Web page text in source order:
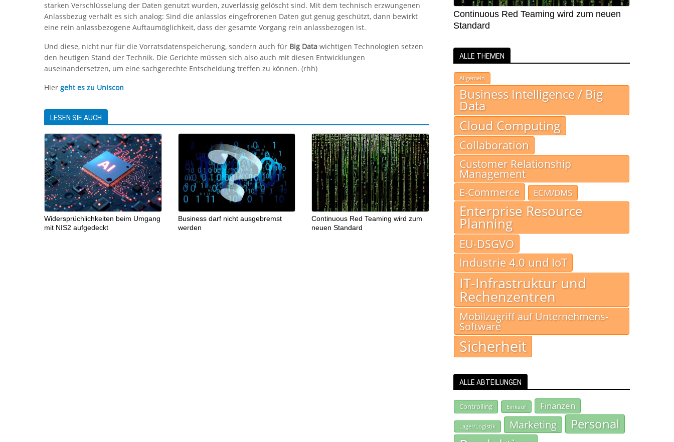
starken Verschlüsselung der Daten genutzt wurden, zuverlässig gelöscht sind. Mit dem technisch erzwungenen
Anlassbezug verhält es sich analog: Sind die anlasslos eingefrorenen Daten gut genug geschützt, dann bewirkt
eine rein anlassbezogene Auftaumöglichkeit, dass der gesamte Vorgang rein anlassbezogen ist.
Und diese, nicht nur für die Vorratsdatenspeicherung, sondern auch für Big Data wichtigen Technologien setzen
den heutigen Stand der Technik. Die Gerichte müssen sich also auch mit diesen Entwicklungen
auseinandersetzen, um eine sachgerechte Entscheidung treffen zu können. (rhh)
Hier geht es zu Uniscon
LESEN SIE AUCH
Widersprüchlichkeiten beim Umgang
mit NIS2 aufgedeckt
Business darf nicht ausgebremst
werden
Continuous Red Teaming wird zum
neuen Standard
Continuous Red Teaming wird zum neuen
Standard
ALLE THEMEN
Allgemein
Business Intelligence / Big
Data
Cloud Computing
Collaboration
Customer Relationship
Management
E-Commerce
ECM/DMS
Enterprise Resource
Planning
EU-DSGVO
Industrie 4.0 und IoT
IT-Infrastruktur und
Rechenzentren
Mobilzugriff auf Unternehmens-
Software
Sicherheit
ALLE ABTEILUNGEN
Controlling Einkauf Finanzen
Lager/Logistik Marketing Personal